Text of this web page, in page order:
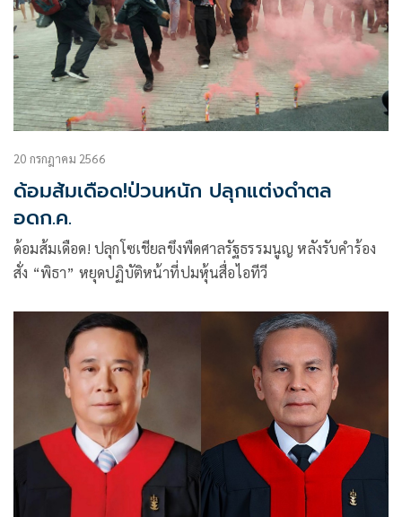
20 กรกฎาคม 2566
ด้อมส้มเดือด!ป่วนหนัก ปลุกแต่งดำตล
อดก.ค.
ด้อมส้มเดือด! ปลุกโซเชียลขึงพืดศาลรัฐธรรมนูญ หลังรับคำร้อง
สั่ง “พิธา” หยุดปฏิบัติหน้าที่ปมหุ้นสื่อไอทีวี